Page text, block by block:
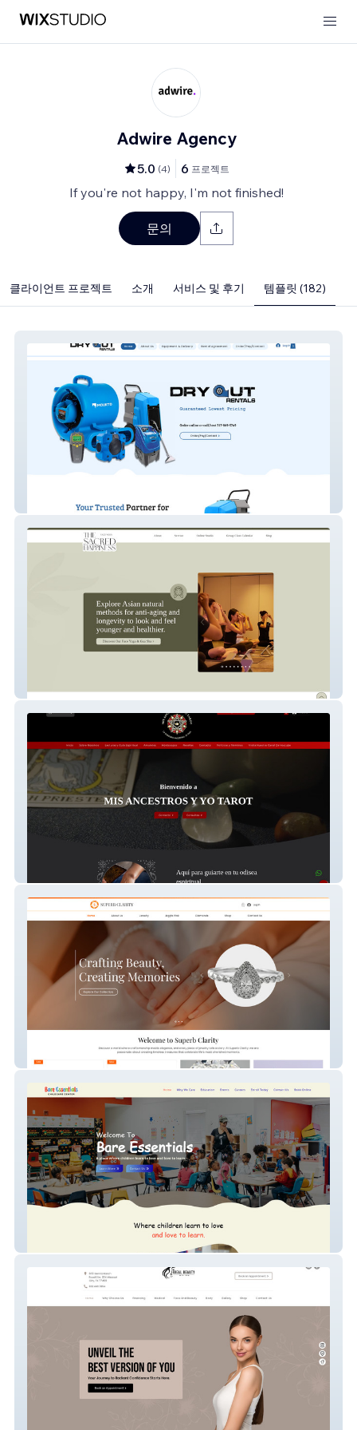
Adwire Agency
5.0 (4) 6 프로젝트
If you're not happy, I'm not finished!
문의
클라이언트 프로젝트 소개 서비스 및 후기 템플릿 (182)
Dry Out Rental
Mis Ancestros Y Yo T
SuperbClarity